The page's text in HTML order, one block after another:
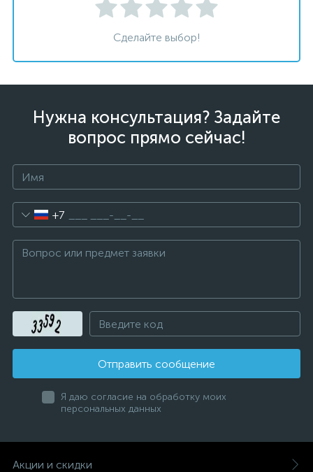
Сделайте выбор!
Нужна консультация? Задайте
вопрос прямо сейчас!
+7
Отправить сообщение
Я даю согласие на обработку моих
персональных данных
Акции и скидки